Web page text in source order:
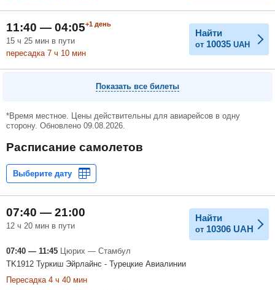
11:40 — 04:05+1 день
15 ч 25 мин в пути
пересадка 7 ч 10 мин
Найти
от 10035 UAH
Показать все билеты
*Время местное. Цены действительны для авиарейсов в одну
сторону. Обновлено 09.08.2026.
Расписание самолетов
07:40 — 21:00
12 ч 20 мин в пути
Найти
от 10306 UAH
07:40 — 11:45 Цюрих — Стамбул
TK1912 Туркиш Эйрлайнс - Турецкие Авиалинии
Пересадка 4 ч 40 мин